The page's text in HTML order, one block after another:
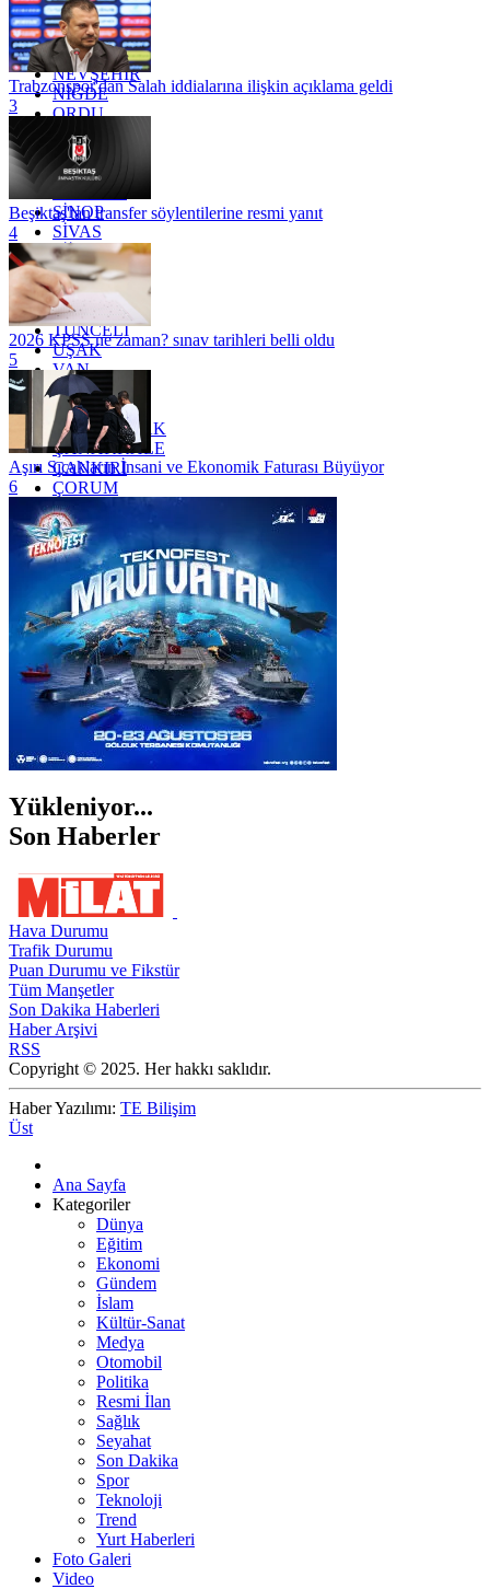
MERSİN
MUĞLA
MUŞ
NEVŞEHİR
NİĞDE
ORDU
OSMANİYE
RİZE
SAKARYA
SİNOP
SİVAS
SİİRT
TEKİRDAĞ
TOKAT
TRABZON
TUNCELİ
UŞAK
VAN
YALOVA
YOZGAT
ZONGULDAK
ÇANAKKALE
ÇANKIRI
ÇORUM
İSTANBUL
İZMİR
ŞANLIURFA
ŞIRNAK
Trabzonspor'dan Salah iddialarına ilişkin açıklama geldi
3
Beşiktaş'tan transfer söylentilerine resmi yanıt
4
2026 KPSS ne zaman? sınav tarihleri belli oldu
5
Aşırı Sıcakların İnsani ve Ekonomik Faturası Büyüyor
6
Yükleniyor...
Son Haberler
Hava Durumu
Trafik Durumu
Puan Durumu ve Fikstür
Tüm Manşetler
Son Dakika Haberleri
Haber Arşivi
RSS
Copyright © 2025. Her hakkı saklıdır.
Haber Yazılımı: TE Bilişim
Üst
Ana Sayfa
Kategoriler
Dünya
Eğitim
Ekonomi
Gündem
İslam
Kültür-Sanat
Medya
Otomobil
Politika
Resmi İlan
Sağlık
Seyahat
Son Dakika
Spor
Teknoloji
Trend
Yurt Haberleri
Foto Galeri
Video